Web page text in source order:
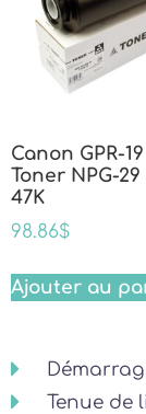
Canon GPR-
Toner NPG-29
47K
98.86$
Ajouter au
Tenue de